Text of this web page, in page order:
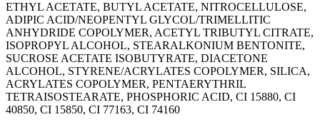
ETHYL ACETATE, BUTYL ACETATE, NITROCELLULOSE,
ADIPIC ACID/NEOPENTYL GLYCOL/TRIMELLITIC
ANHYDRIDE COPOLYMER, ACETYL TRIBUTYL CITRATE,
ISOPROPYL ALCOHOL, STEARALKONIUM BENTONITE,
SUCROSE ACETATE ISOBUTYRATE, DIACETONE
ALCOHOL, STYRENE/ACRYLATES COPOLYMER, SILICA,
ACRYLATES COPOLYMER, PENTAERYTHRIL
TETRAISOSTEARATE, PHOSPHORIC ACID, CI 15880, CI
40850, CI 15850, CI 77163, CI 74160